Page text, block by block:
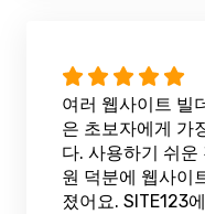
여러 웹사이트 빌
은 초보자에게 가
다. 사용하기 쉬운
원 덕분에 웹사이
졌어요. SITE123